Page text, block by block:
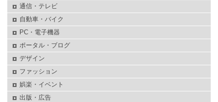
通信・テレビ
自動車・バイク
PC・電子機器
ポータル・ブログ
デザイン
ファッション
娯楽・イベント
出版・広告